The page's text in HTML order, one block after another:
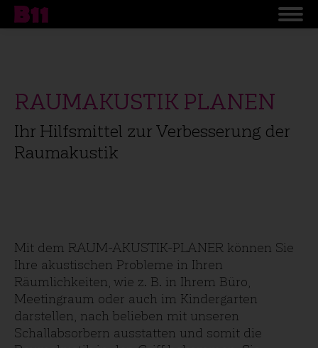
RAUMAKUSTIK PLANEN
Ihr Hilfsmittel zur Verbesserung der
Raumakustik
Mit dem RAUM-AKUSTIK-PLANER können Sie
Ihre akustischen Probleme in Ihren
Räumlichkeiten, wie z. B. in Ihrem Büro,
Meetingraum oder auch im Kindergarten
darstellen, nach belieben mit unseren
Schallabsorbern ausstatten und somit die